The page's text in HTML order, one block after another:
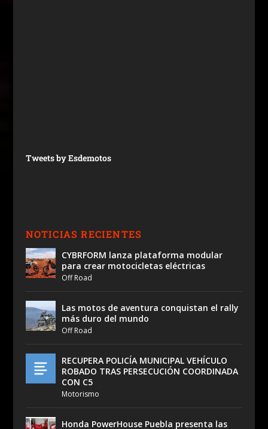
Tweets by Esdemotos
NOTICIAS RECIENTES
CYBRFORM lanza plataforma modular
para crear motocicletas eléctricas
Off Road
Las motos de aventura conquistan el rally
más duro del mundo
Off Road
RECUPERA POLICÍA MUNICIPAL VEHÍCULO
ROBADO TRAS PERSECUCIÓN COORDINADA
CON C5
Motorismo
Honda PowerHouse Puebla presenta las